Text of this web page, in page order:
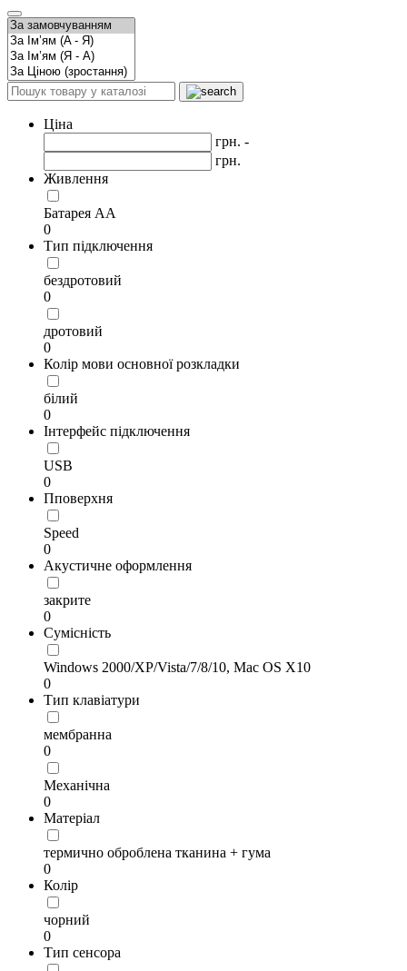
Ціна
грн. -
грн.
Живлення
Батарея AA
0
Тип підключення
бездротовий
0
дротовий
0
Колір мови основної розкладки
білий
0
Інтерфейс підключення
USB
0
Пповерхня
Speed
0
Акустичне оформлення
закрите
0
Сумісність
Windows 2000/XP/Vista/7/8/10, Mac OS X10
0
Тип клавіатури
мембранна
0
Механічна
0
Матеріал
термично оброблена тканина + гума
0
Колір
чорний
0
Тип сенсора